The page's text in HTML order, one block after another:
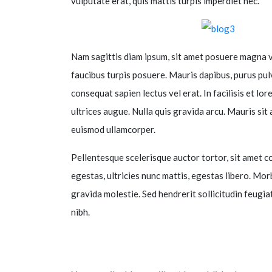
Nam sagittis diam ipsum, sit amet posuere
faucibus turpis posuere. Mauris dapibus, purus
consequat sapien lectus vel erat. In facilisis et
ultrices augue. Nulla quis gravida arcu. Mauris
euismod ullamcorper.
Pellentesque scelerisque auctor tortor, sit amet
egestas, ultricies nunc mattis, egestas libero.
gravida molestie. Sed hendrerit sollicitudin
nibh.